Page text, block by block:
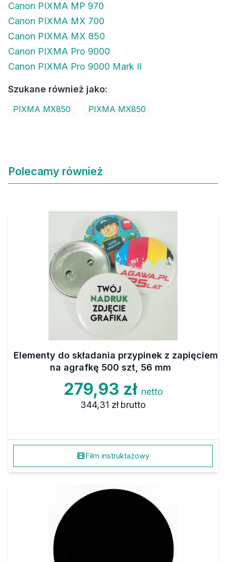
Canon PIXMA MP 970
Canon PIXMA MX 700
Canon PIXMA MX 850
Canon PIXMA Pro 9000
Canon PIXMA Pro 9000 Mark II
Szukane również jako:
PIXMA MX850 PIXMA MX850
Polecamy również
Elementy do składania przypinek z zapięciem
na agrafkę 500 szt, 56 mm
279,93 zł netto
344,31 zł brutto
Film instruktażowy